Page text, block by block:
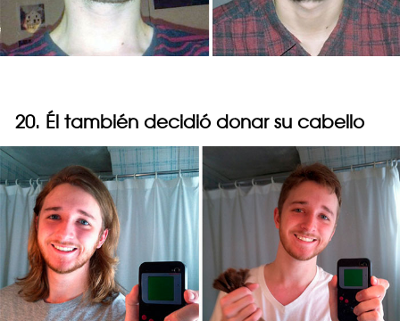
20. Él también decidió donar su cabello